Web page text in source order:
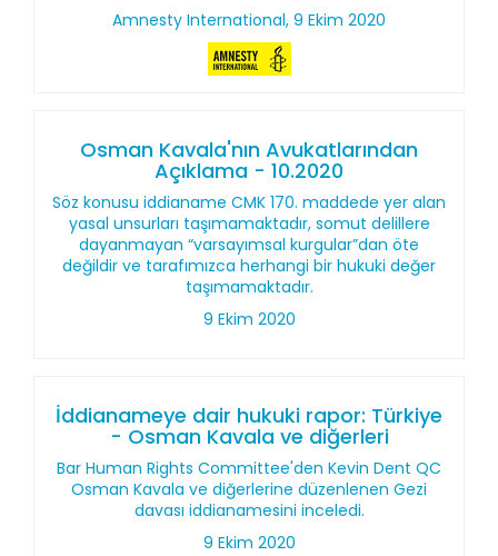
Amnesty International, 9 Ekim 2020
Osman Kavala'nın Avukatlarından
Açıklama - 10.2020
Söz konusu iddianame CMK 170. maddede yer alan
yasal unsurları taşımamaktadır, somut delillere
dayanmayan “varsayımsal kurgular”dan öte
değildir ve tarafımızca herhangi bir hukuki değer
taşımamaktadır.
9 Ekim 2020
İddianameye dair hukuki rapor: Türkiye
- Osman Kavala ve diğerleri
Bar Human Rights Committee'den Kevin Dent QC
Osman Kavala ve diğerlerine düzenlenen Gezi
davası iddianamesini inceledi.
9 Ekim 2020